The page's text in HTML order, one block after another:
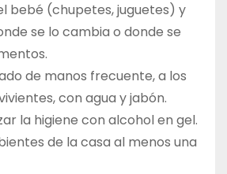
bebé (chupetes, juguetes) y
se lo cambia o donde se
de manos frecuente, a los
con agua y jabón.
la higiene con alcohol en gel.
de la casa al menos una